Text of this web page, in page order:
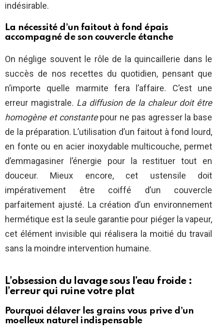
indésirable.
La nécessité d’un faitout à fond épais
accompagné de son couvercle étanche
On néglige souvent le rôle de la quincaillerie dans le
succès de nos recettes du quotidien, pensant que
n’importe quelle marmite fera l’affaire. C’est une
erreur magistrale. La diffusion de la chaleur doit être
homogène et constantepour ne pas agresser la base
de la préparation. L’utilisation d’un faitout à fond lourd,
en fonte ou en acier inoxydable multicouche, permet
d’emmagasiner l’énergie pour la restituer tout en
douceur. Mieux encore, cet ustensile doit
impérativement être coiffé d’un couvercle
parfaitement ajusté. La création d’un environnement
hermétique est la seule garantie pour piéger la vapeur,
cet élément invisible qui réalisera la moitié du travail
sans la moindre intervention humaine.
L’obsession du lavage sous l’eau froide :
l’erreur qui ruine votre plat
Pourquoi délaver les grains vous prive d’un
moelleux naturel indispensable